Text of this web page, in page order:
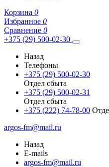
Корзина 0
Избранное 0
Сравнение 0
+375 (29) 500-02-30
Назад
Телефоны
+375 (29) 500-02-30
Отдел сбыта
+375 (29) 500-02-31
Отдел сбыта
+375 (222) 74-78-00
argos-fm@mail.ru
Назад
E-mails
argos-fm@mail.ru